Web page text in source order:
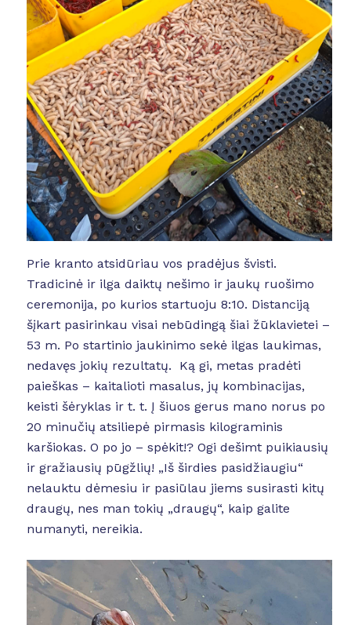
Prie kranto atsidūriau vos pradėjus švisti.
Tradicinė ir ilga daiktų nešimo ir jaukų ruošimo
ceremonija, po kurios startuoju 8:10. Distanciją
šįkart pasirinkau visai nebūdingą šiai žūklavietei –
53 m. Po startinio jaukinimo sekė ilgas laukimas,
nedavęs jokių rezultatų. Ką gi, metas pradėti
paieškas – kaitalioti masalus, jų kombinacijas,
keisti šėryklas ir t. t. Į šiuos gerus mano norus po
20 minučių atsiliepė pirmasis kilograminis
karšiokas. O po jo – spėkit!? Ogi dešimt puikiausių
ir gražiausių pūgžlių! „Iš širdies pasidžiaugiu“
nelauktu dėmesiu ir pasiūlau jiems susirasti kitų
draugų, nes man tokių „draugų“, kaip galite
numanyti, nereikia.